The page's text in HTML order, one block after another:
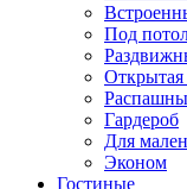
Под
Открытая
Гардероб
Для
Эконом
Гостиные